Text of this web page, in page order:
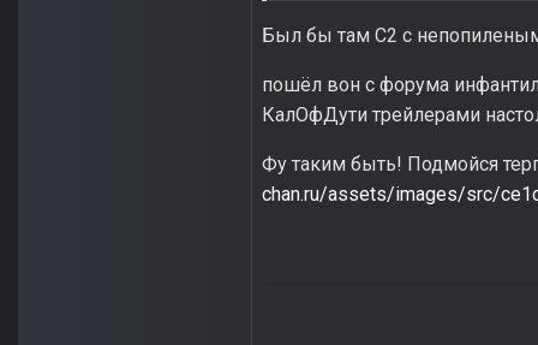
Был бы там С2 с
пошёл вон с форума
КалОфДути трейлерами
Фу таким быть! Подмойся
chan.ru/assets/images/src/